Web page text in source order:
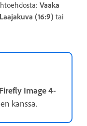
Vaaka
Laajakuva (16:9) tai
Firefly Image 4-
kanssa.